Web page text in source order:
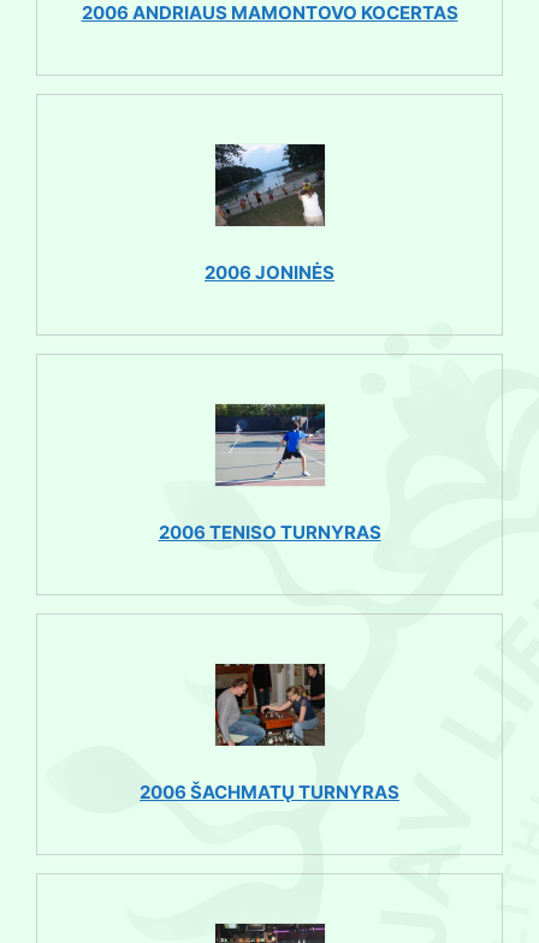
2006 ANDRIAUS MAMONTOVO KOCERTAS
2006 JONINĖS
2006 TENISO TURNYRAS
2006 ŠACHMATŲ TURNYRAS